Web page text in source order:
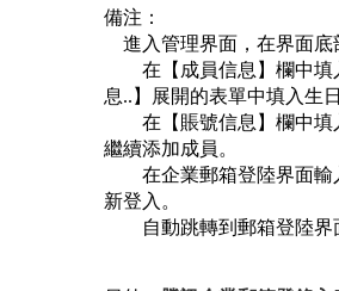
備注：
進入管理界面，在界面底
在【成員信息】欄中填入
息..】展開的表單中填入生
在【賬號信息】欄中填入
繼續添加成員。
在企業郵箱登陸界面輸入
新登入。
自動跳轉到郵箱登陸界